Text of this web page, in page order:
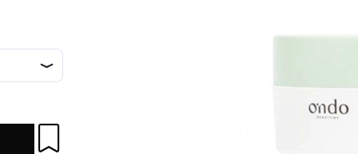
Al crear una cuenta
rápidamente, revisar
IDIOMA